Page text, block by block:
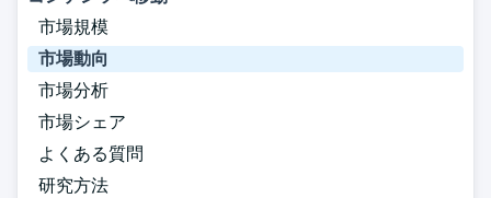
市場規模
市場動向
市場分析
市場シェア
よくある質問
研究方法